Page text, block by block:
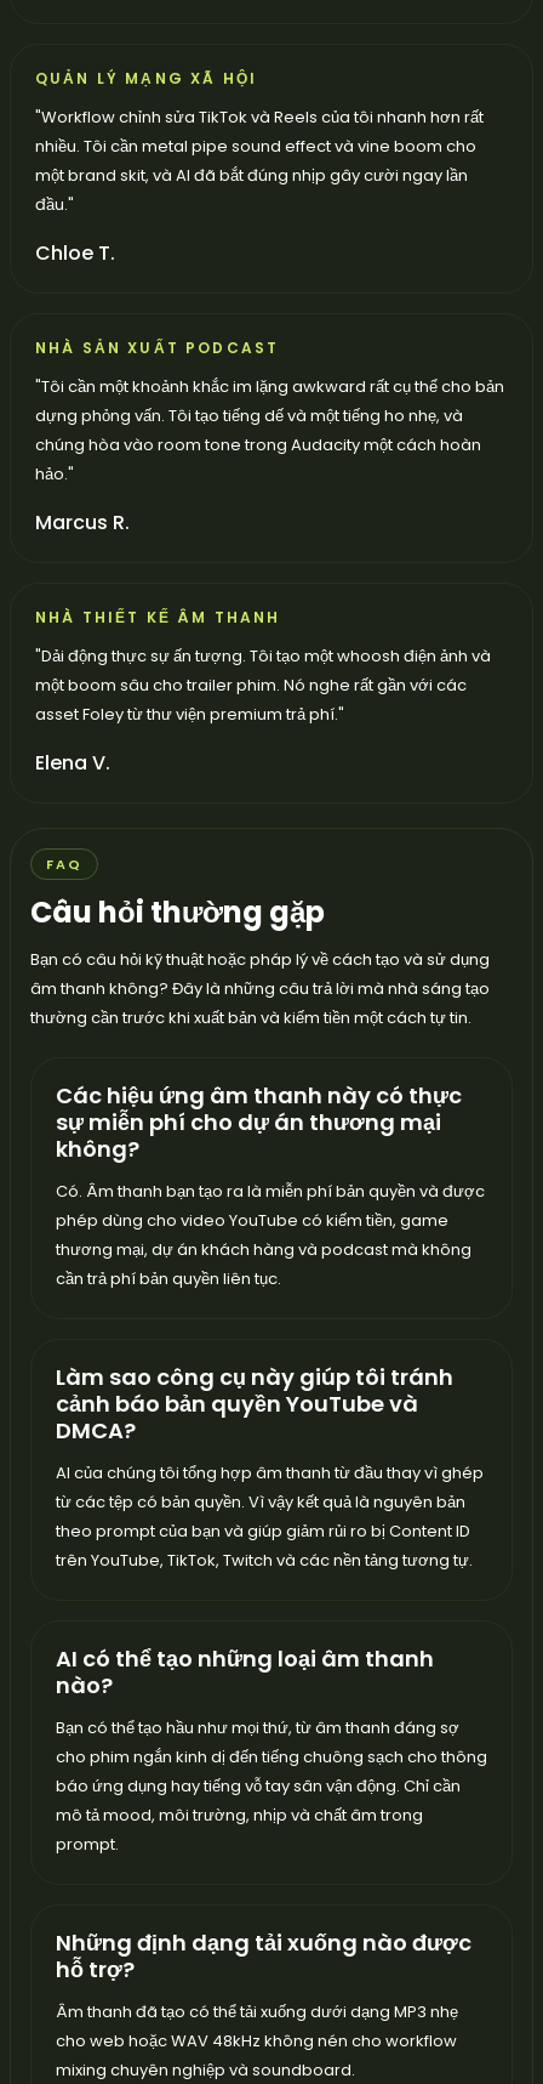
QUẢN LÝ MẠNG XÃ HỘI
"Workflow chỉnh sửa TikTok và Reels của tôi nhanh hơn rất
nhiều. Tôi cần metal pipe sound effect và vine boom cho
một brand skit, và AI đã bắt đúng nhịp gây cười ngay lần
đầu."
Chloe T.
NHÀ SẢN XUẤT PODCAST
"Tôi cần một khoảnh khắc im lặng awkward rất cụ thể cho bản
dựng phỏng vấn. Tôi tạo tiếng dế và một tiếng ho nhẹ, và
chúng hòa vào room tone trong Audacity một cách hoàn
hảo."
Marcus R.
NHÀ THIẾT KẾ ÂM THANH
"Dải động thực sự ấn tượng. Tôi tạo một whoosh điện ảnh và
một boom sâu cho trailer phim. Nó nghe rất gần với các
asset Foley từ thư viện premium trả phí."
Elena V.
FAQ
Câu hỏi thường gặp
Bạn có câu hỏi kỹ thuật hoặc pháp lý về cách tạo và sử dụng
âm thanh không? Đây là những câu trả lời mà nhà sáng tạo
thường cần trước khi xuất bản và kiếm tiền một cách tự tin.
Các hiệu ứng âm thanh này có thực
sự miễn phí cho dự án thương mại
không?
Có. Âm thanh bạn tạo ra là miễn phí bản quyền và được
phép dùng cho video YouTube có kiếm tiền, game
thương mại, dự án khách hàng và podcast mà không
cần trả phí bản quyền liên tục.
Làm sao công cụ này giúp tôi tránh
cảnh báo bản quyền YouTube và
DMCA?
AI của chúng tôi tổng hợp âm thanh từ đầu thay vì ghép
từ các tệp có bản quyền. Vì vậy kết quả là nguyên bản
theo prompt của bạn và giúp giảm rủi ro bị Content ID
trên YouTube, TikTok, Twitch và các nền tảng tương tự.
AI có thể tạo những loại âm thanh
nào?
Bạn có thể tạo hầu như mọi thứ, từ âm thanh đáng sợ
cho phim ngắn kinh dị đến tiếng chuông sạch cho thông
báo ứng dụng hay tiếng vỗ tay sân vận động. Chỉ cần
mô tả mood, môi trường, nhịp và chất âm trong
prompt.
Những định dạng tải xuống nào được
hỗ trợ?
Âm thanh đã tạo có thể tải xuống dưới dạng MP3 nhẹ
cho web hoặc WAV 48kHz không nén cho workflow
mixing chuyên nghiệp và soundboard.